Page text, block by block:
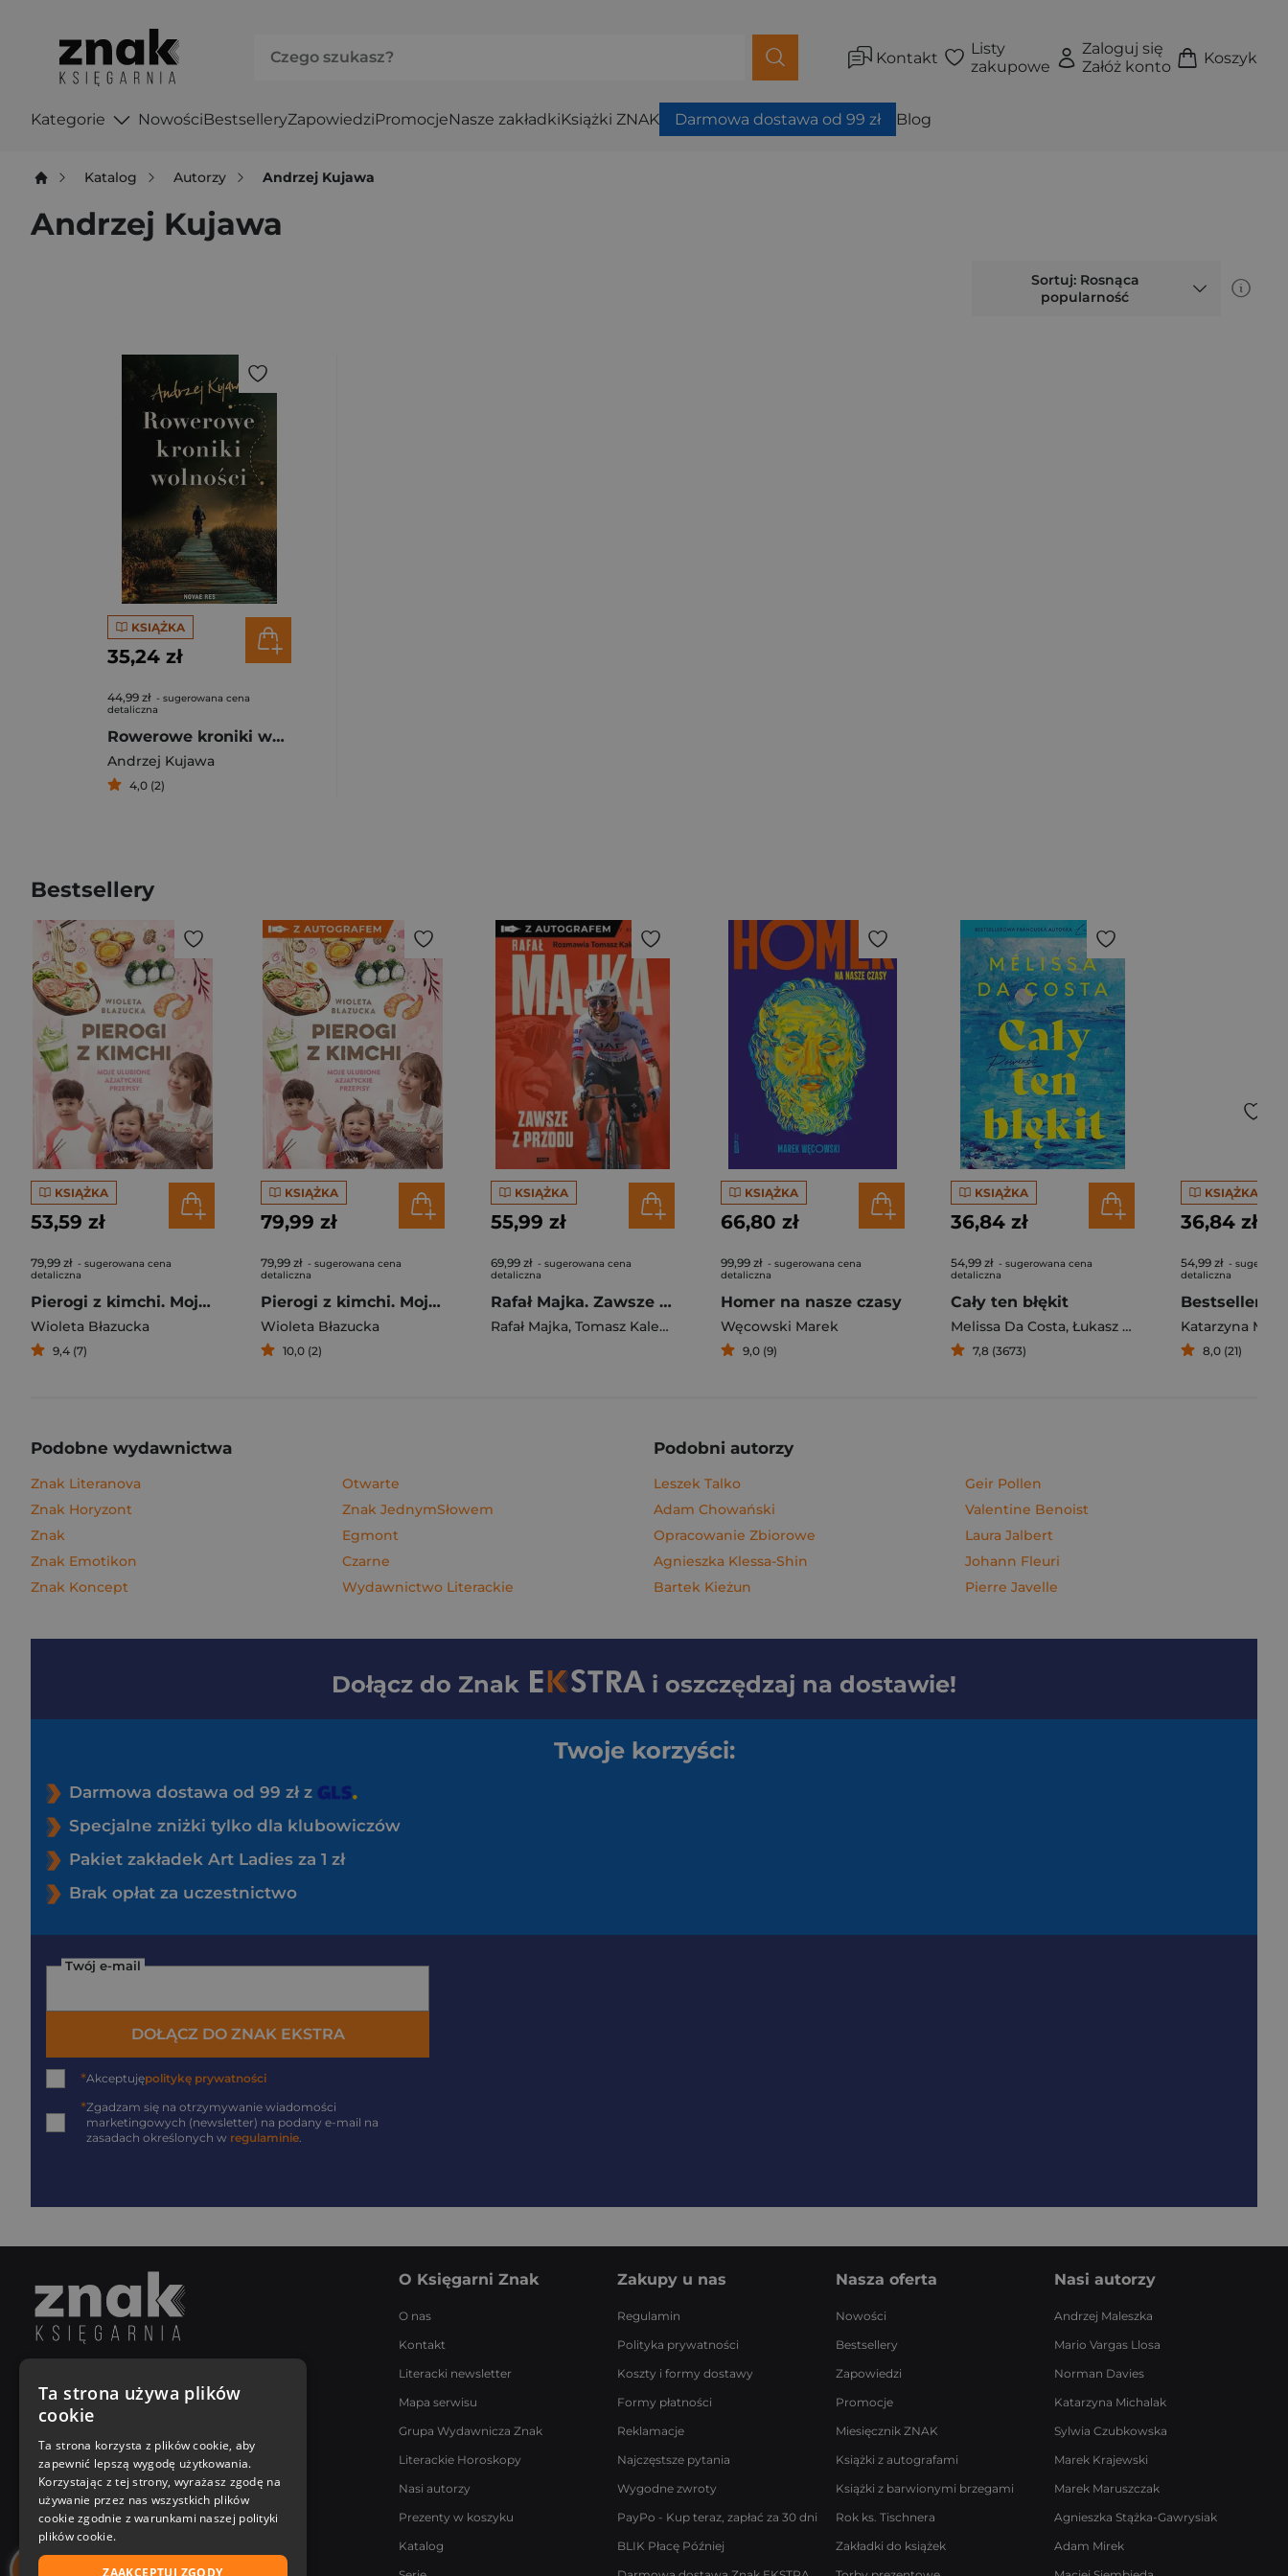
Kontakt
Listy
zakupowe
Zaloguj się
Załóż konto
Koszyk
Kategorie NowościBestselleryZapowiedziPromocjeNasze zakładkiKsiążki ZNAK Darmowa dostawa od 99 zł Blog
Katalog Autorzy Andrzej Kujawa
Andrzej Kujawa
Sortuj: Rosnąca
popularność
KSIĄŻKA
35,24 zł
44,99 zł - sugerowana cena
detaliczna
Rowerowe kroniki wolności
Andrzej Kujawa
4,0 (2)
Bestsellery
KSIĄŻKA
53,59 zł
79,99 zł - sugerowana cena
detaliczna
Pierogi z kimchi. Moje ulubione azjatyckie przepisy
Wioleta Błazucka
9,4 (7)
KSIĄŻKA
79,99 zł
79,99 zł - sugerowana cena
detaliczna
Pierogi z kimchi. Moje ulubione azjatyckie przepisy - książka z autografem
Wioleta Błazucka
10,0 (2)
KSIĄŻKA
55,99 zł
69,99 zł - sugerowana cena
detaliczna
Rafał Majka. Zawsze z przodu. Rozmawia Tomasz Kalemba - książka z autografem
Rafał Majka, Tomasz Kalemba
KSIĄŻKA
66,80 zł
99,99 zł - sugerowana cena
detaliczna
Homer na nasze czasy
Węcowski Marek
9,0 (9)
KSIĄŻKA
36,84 zł
54,99 zł - sugerowana cena
detaliczna
Cały ten błękit
Melissa Da Costa, Łukasz Müller
7,8 (3673)
KSIĄŻKA
36,84 zł
54,99 zł -
detaliczna
Bestseller.
Katarzyna
8,0 (21)
Podobne wydawnictwa
Znak Literanova
Znak Horyzont
Znak
Znak Emotikon
Znak Koncept
Otwarte
Znak JednymSłowem
Egmont
Czarne
Wydawnictwo Literackie
Podobni autorzy
Leszek Talko
Adam Chowański
Opracowanie Zbiorowe
Agnieszka Klessa-Shin
Bartek Kieżun
Geir Pollen
Valentine Benoist
Laura Jalbert
Johann Fleuri
Pierre Javelle
Dołącz do Znak i oszczędzaj na dostawie!
Twoje korzyści:
Darmowa dostawa od 99 zł z
Specjalne zniżki tylko dla klubowiczów
Pakiet zakładek Art Ladies za 1 zł
Brak opłat za uczestnictwo
Twój e-mail
DOŁĄCZ DO ZNAK EKSTRA
*Akceptujępolitykę prywatności
*Zgadzam się na otrzymywanie wiadomości
marketingowych (newsletter) na podany e-mail na
zasadach określonych w regulaminie.
Poniedziałek - Piątek
8:00 - 18:00
[email protected]
Bądź z nami na bieżąco
O Księgarni Znak
O nas
Kontakt
Literacki newsletter
Mapa serwisu
Grupa Wydawnicza Znak
Literackie Horoskopy
Nasi autorzy
Prezenty w koszyku
Katalog
Zakupy u nas
Regulamin
Polityka prywatności
Koszty i formy dostawy
Formy płatności
Reklamacje
Najczęstsze pytania
Wygodne zwroty
PayPo - Kup teraz, zapłać za 30 dni
BLIK Płacę Później
Nasza oferta
Nowości
Bestsellery
Zapowiedzi
Promocje
Miesięcznik ZNAK
Książki z autografami
Książki z barwionymi brzegami
Rok ks. Tischnera
Zakładki do książek
Nasi autorzy
Andrzej Maleszka
Mario Vargas Llosa
Norman Davies
Katarzyna Michalak
Sylwia Czubkowska
Marek Krajewski
Marek Maruszczak
Agnieszka Stążka-Gawrysiak
Adam Mirek
Ta strona używa plików
cookie
Ta strona korzysta z plików cookie, aby
zapewnić lepszą wygodę użytkowania.
Korzystając z tej strony, wyrażasz zgodę na
używanie przez nas wszystkich plików
cookie zgodnie z warunkami naszej polityki
plików cookie.
ZAAKCEPTUJ ZGODY